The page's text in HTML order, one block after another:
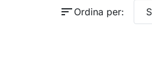
sort Ordina per: